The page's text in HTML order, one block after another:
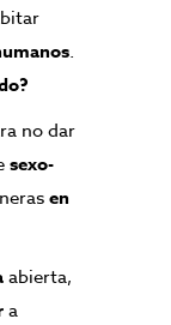
.
no dar
sexo-
en
abierta,
a